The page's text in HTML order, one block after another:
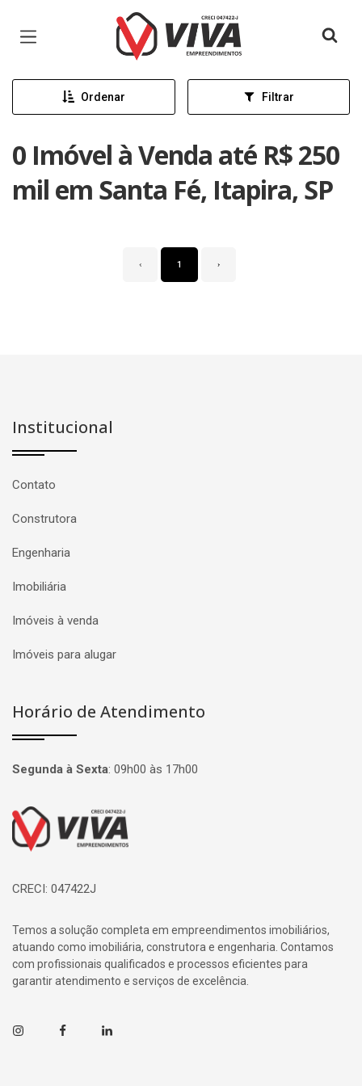
Página inicial
Ordenar Filtrar
0 Imóvel à Venda até R$ 250
mil em Santa Fé, Itapira, SP
‹ 1 ›
Institucional
Contato
Construtora
Engenharia
Imobiliária
Imóveis à venda
Imóveis para alugar
Horário de Atendimento
Segunda à Sexta: 09h00 às 17h00
Página inicial
CRECI: 047422J
Temos a solução completa em empreendimentos imobiliários,
atuando como imobiliária, construtora e engenharia. Contamos
com profissionais qualificados e processos eficientes para
garantir atendimento e serviços de excelência.
InstagramFacebookLinkedin